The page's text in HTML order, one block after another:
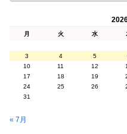
月 火 水
3
4 5
10
11 12
17
18 19
24
25 26
31
« 7月